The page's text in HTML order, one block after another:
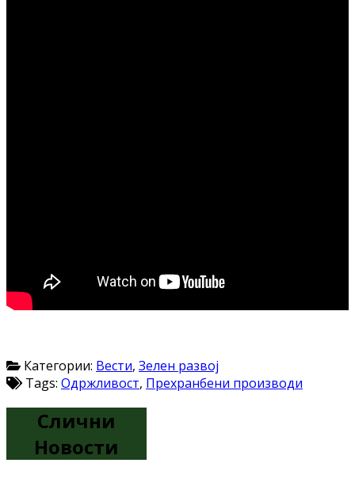
Категории: Вести, Зелен развој
Tags: Одржливост, Прехранбени производи
Слични
Новости